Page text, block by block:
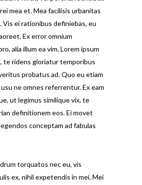
mea et. Mea facilisis urbanitas
Vis ei rationibus definiebas, eu
Ex error omnium
alia illum ea vim. Lorem ipsum
te ridens gloriatur temporibus
probatus ad. Quo eu etiam
ne omnes referrentur. Ex eam
ut legimus similique vix, te
definitionem eos. Ei movet
conceptam ad fabulas
torquatos nec eu, vis
ex, nihil expetendis in mei. Mei